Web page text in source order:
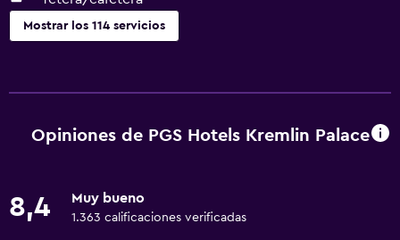
Mostrar los 114 servicios
Cajero automático/banco
Baño turco
Opiniones de PGS Hotels Kremlin Palace
8,4 Muy bueno
1.363 calificaciones verificadas